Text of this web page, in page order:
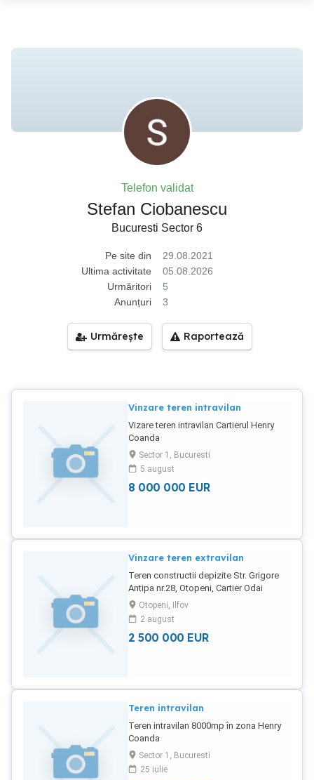
Telefon validat
Stefan Ciobanescu
Bucuresti Sector 6
Pe site din
29.08.2021
Ultima activitate
05.08.2026
Urmăritori
5
Anunțuri
3
Urmărește Raportează
Vinzare teren intravilan
Vizare teren intravilan Cartierul Henry
Coanda
Sector 1, Bucuresti
5 august
8 000 000 EUR
Vinzare teren extravilan
Teren constructii depizite Str. Grigore
Antipa nr.28, Otopeni, Cartier Odai
Otopeni, Ilfov
2 august
2 500 000 EUR
Teren intravilan
Teren intravilan 8000mp în zona Henry
Coanda
Sector 1, Bucuresti
25 iulie